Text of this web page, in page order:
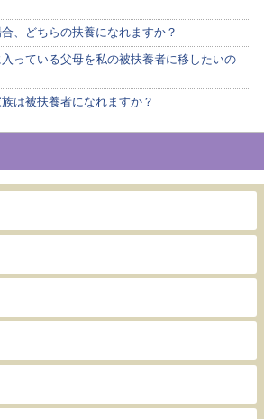
、どちらの扶養になれますか？
っている父母を私の被扶養者に移したいの
は被扶養者になれますか？